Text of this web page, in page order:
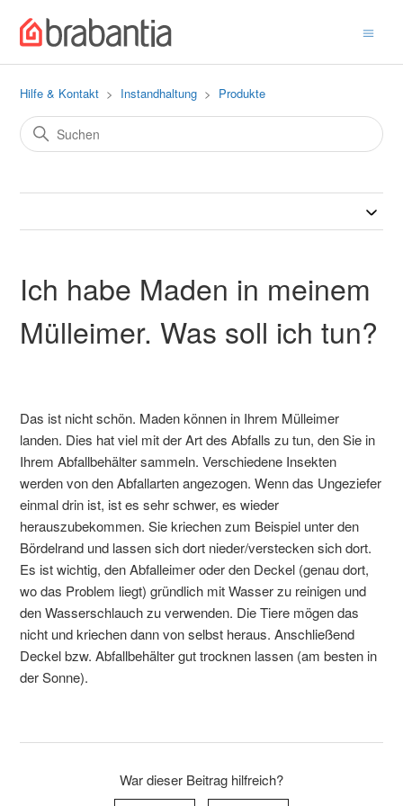
Hilfe & Kontakt Instandhaltung Produkte
Ich habe Maden in meinem
Mülleimer. Was soll ich tun?
Das ist nicht schön. Maden können in Ihrem Mülleimer
landen. Dies hat viel mit der Art des Abfalls zu tun, den Sie in
Ihrem Abfallbehälter sammeln. Verschiedene Insekten
werden von den Abfallarten angezogen. Wenn das Ungeziefer
einmal drin ist, ist es sehr schwer, es wieder
herauszubekommen. Sie kriechen zum Beispiel unter den
Bördelrand und lassen sich dort nieder/verstecken sich dort.
Es ist wichtig, den Abfalleimer oder den Deckel (genau dort,
wo das Problem liegt) gründlich mit Wasser zu reinigen und
den Wasserschlauch zu verwenden. Die Tiere mögen das
nicht und kriechen dann von selbst heraus. Anschließend
Deckel bzw. Abfallbehälter gut trocknen lassen (am besten in
der Sonne).
War dieser Beitrag hilfreich?